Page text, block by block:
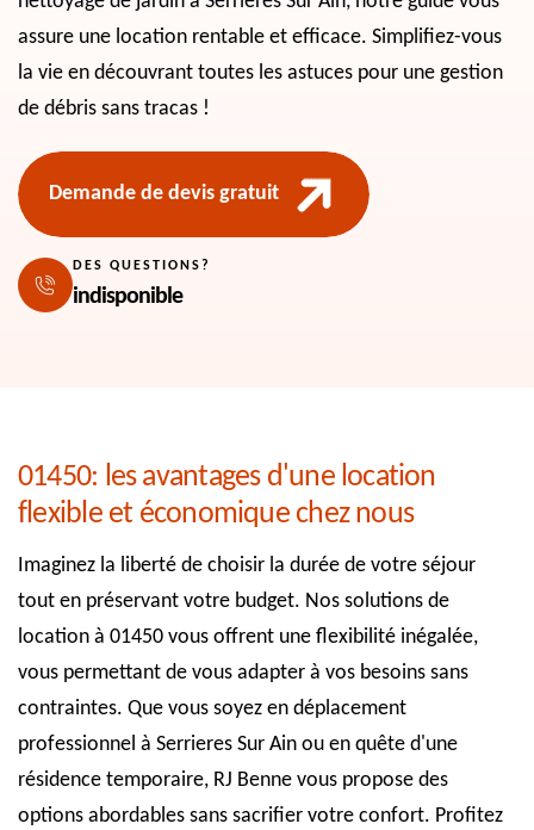
assure une location rentable et efficace. Simplifiez-vous
la vie en découvrant toutes les astuces pour une gestion
de débris sans tracas !
Demande de devis gratuit
DES QUESTIONS?
indisponible
01450: les avantages d'une location
flexible et économique chez nous
Imaginez la liberté de choisir la durée de votre séjour
tout en préservant votre budget. Nos solutions de
location à 01450 vous offrent une flexibilité inégalée,
vous permettant de vous adapter à vos besoins sans
contraintes. Que vous soyez en déplacement
professionnel à Serrieres Sur Ain ou en quête d'une
résidence temporaire, RJ Benne vous propose des
options abordables sans sacrifier votre confort. Profitez